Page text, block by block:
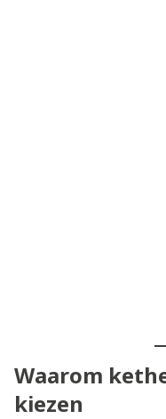
Waarom
kiezen